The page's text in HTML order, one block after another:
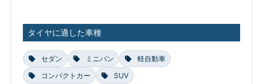
タイヤに適した車種
セダン ミニバン
軽自動車
コンパクトカー
SUV